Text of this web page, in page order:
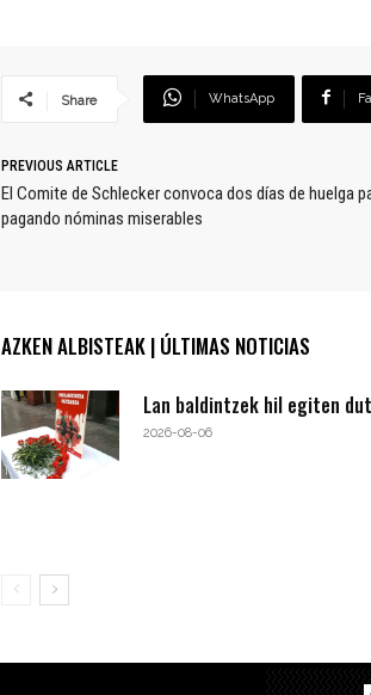
Share WhatsApp
PREVIOUS ARTICLE
El Comite de Schlecker convoca dos días de huelga
pagando nóminas miserables
AZKEN ALBISTEAK | ÚLTIMAS NOTICIAS
Lan baldintzek hil egiten
2026-08-06